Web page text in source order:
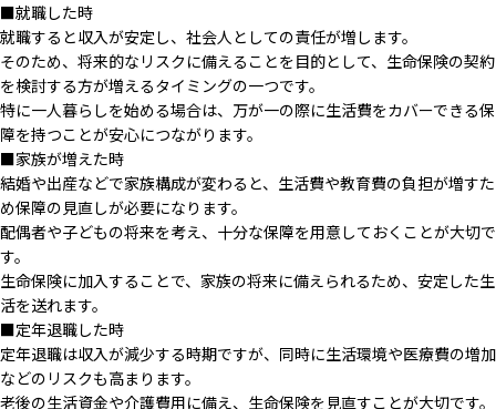
■就職した時
就職すると収入が安定し、社会人としての責任が増します。
そのため、将来的なリスクに備えることを目的として、生命保険の契約
を検討する方が増えるタイミングの一つです。
特に一人暮らしを始める場合は、万が一の際に生活費をカバーできる保
障を持つことが安心につながります。
■家族が増えた時
結婚や出産などで家族構成が変わると、生活費や教育費の負担が増すた
め保障の見直しが必要になります。
配偶者や子どもの将来を考え、十分な保障を用意しておくことが大切で
す。
生命保険に加入することで、家族の将来に備えられるため、安定した生
活を送れます。
■定年退職した時
定年退職は収入が減少する時期ですが、同時に生活環境や医療費の増加
などのリスクも高まります。
老後の生活資金や介護費用に備え、生命保険を見直すことが大切です。